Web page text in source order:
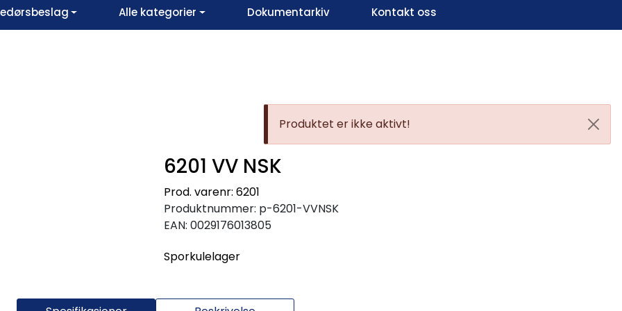
Infosenter
Alle kategorier Dokumentarkiv Kontakt oss
Produktet er ikke aktivt!
6201 VV NSK
Prod. varenr: 6201
Produktnummer: p-6201-VVNSK
EAN: 0029176013805
Sporkulelager